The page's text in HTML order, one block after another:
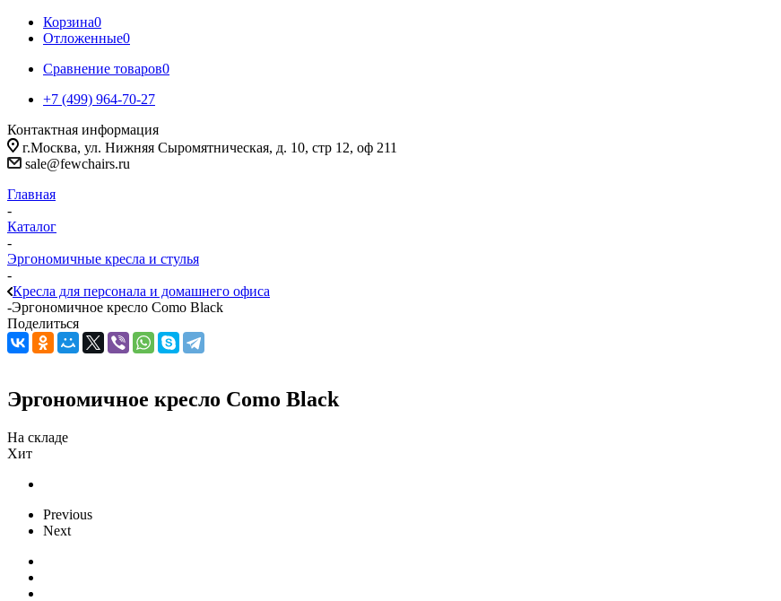
Корзина0
Отложенные0
Сравнение товаров0
+7 (499) 964-70-27
Контактная информация
г.Москва, ул. Нижняя Сыромятническая, д. 10, стр 12, оф 211
sale@fewchairs.ru
Главная
-
Каталог
-
Эргономичные кресла и стулья
-
Кресла для персонала и домашнего офиса
-Эргономичное кресло Como Black
Поделиться
Эргономичное кресло Como Black
На складе
Хит
Previous
Next